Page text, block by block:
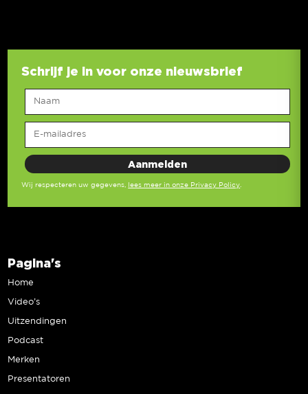
Schrijf je in voor onze nieuwsbrief
Wij respecteren uw gegevens, lees meer in onze Privacy Policy.
Pagina's
Home
Video’s
Uitzendingen
Podcast
Merken
Presentatoren